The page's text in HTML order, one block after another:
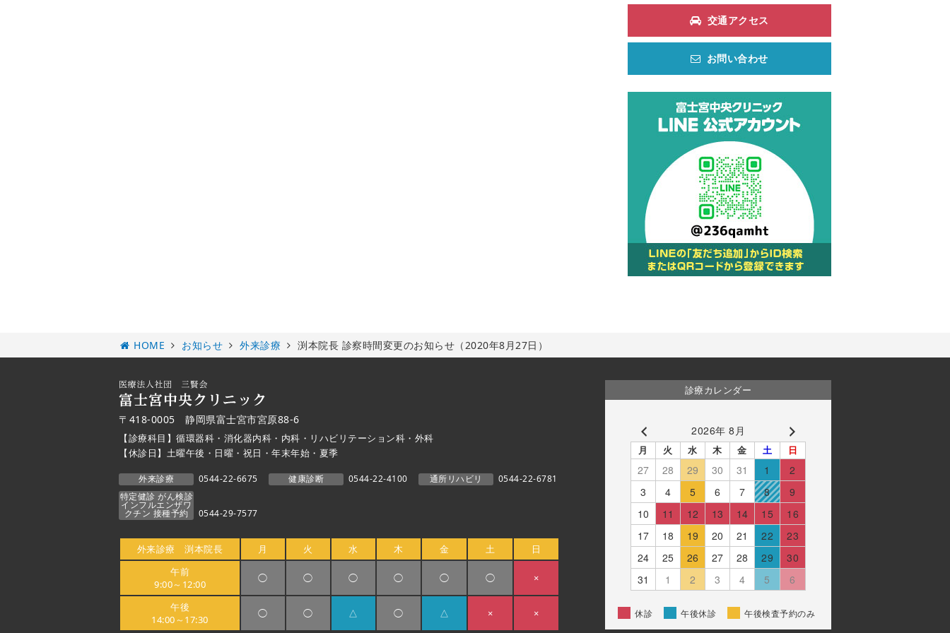
交通アクセス
お問い合わせ
HOME お知らせ 外来診療 渕本院長 診察時間変更のお知らせ（2020年8月27日）
〒418-0005 静岡県富士宮市宮原88-6
【診療科目】循環器科・消化器内科・内科・リハビリテーション科・外科
【休診日】土曜午後・日曜・祝日・年末年始・夏季
外来診療 0544-22-6675 健康診断 0544-22-4100 通所リハビリ
0544-22-6781
特定健診 がん検診
インフルエンザワ
クチン 接種予約 0544-29-7577
外来診療 渕本院長 月 火 水 木 金 土
日
午前
9:00～12:00
◯ ◯ ◯ ◯ ◯ ◯ ×
午後
14:00～17:30
◯ ◯ △ ◯ △ × ×
診療カレンダー
2026年 8月
月 火 水 木 金 土 日
27 28 29 30 31 1
2
3
4 5 6 7 8
9
10
11 12 13 14 15
16
17
18 19 20 21 22
23
24
25 26 27 28 29
30
31
1 2 3 4 5 6
休診 午後休診 午後検査予約のみ